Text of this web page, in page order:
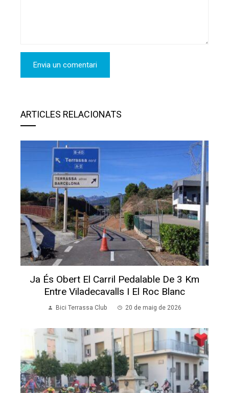
ARTICLES RELACIONATS
Ja És Obert El Carril Pedalable De 3 Km
Entre Viladecavalls I El Roc Blanc
Bici Terrassa Club 20 de maig de 2026